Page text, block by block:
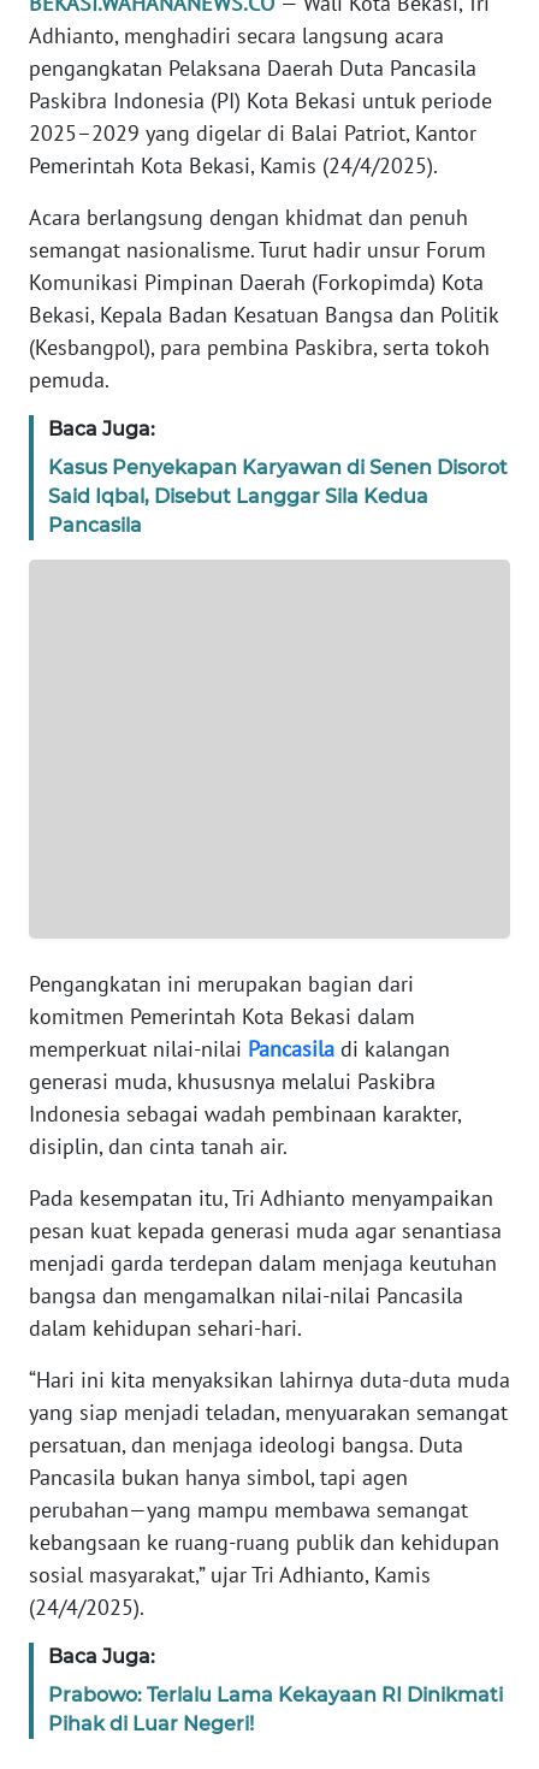
Adhianto, menghadiri secara langsung acara
pengangkatan Pelaksana Daerah Duta Pancasila
Paskibra Indonesia (PI) Kota Bekasi untuk periode
2025–2029 yang digelar di Balai Patriot, Kantor
Pemerintah Kota Bekasi, Kamis (24/4/2025).
Acara berlangsung dengan khidmat dan penuh
semangat nasionalisme. Turut hadir unsur Forum
Komunikasi Pimpinan Daerah (Forkopimda) Kota
Bekasi, Kepala Badan Kesatuan Bangsa dan Politik
(Kesbangpol), para pembina Paskibra, serta tokoh
pemuda.
Baca Juga:
Kasus Penyekapan Karyawan di Senen Disorot
Said Iqbal, Disebut Langgar Sila Kedua
Pancasila
Pengangkatan ini merupakan bagian dari
komitmen Pemerintah Kota Bekasi dalam
memperkuat nilai-nilai Pancasila di kalangan
generasi muda, khususnya melalui Paskibra
Indonesia sebagai wadah pembinaan karakter,
disiplin, dan cinta tanah air.
Pada kesempatan itu, Tri Adhianto menyampaikan
pesan kuat kepada generasi muda agar senantiasa
menjadi garda terdepan dalam menjaga keutuhan
bangsa dan mengamalkan nilai-nilai Pancasila
dalam kehidupan sehari-hari.
“Hari ini kita menyaksikan lahirnya duta-duta muda
yang siap menjadi teladan, menyuarakan semangat
persatuan, dan menjaga ideologi bangsa. Duta
Pancasila bukan hanya simbol, tapi agen
perubahan—yang mampu membawa semangat
kebangsaan ke ruang-ruang publik dan kehidupan
sosial masyarakat,” ujar Tri Adhianto, Kamis
(24/4/2025).
Baca Juga:
Prabowo: Terlalu Lama Kekayaan RI Dinikmati
Pihak di Luar Negeri!
REDAKSI
KARIR
Wahana
Regional
WN
SUMUT
JAKARTA
WN
JABAR
WN
BARAT
WN
RIAU
WN
WN
JAMBI
WN
WN
NTB
WN
SULTENG
WN
SULBAR
WN
BABEL